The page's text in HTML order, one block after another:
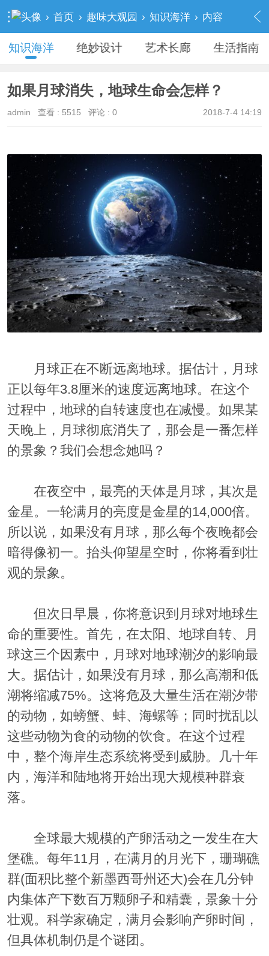
› 首页 › 趣味大观园 › 知识海洋 › 内容
知识海洋 绝妙设计 艺术长廊 生活指南
如果月球消失，地球生命会怎样？
2018-7-4 14:19
admin 查看 : 5515 评论 : 0
月球正在不断远离地球。据估计，月球
正以每年3.8厘米的速度远离地球。在这个
过程中，地球的自转速度也在减慢。如果某
天晚上，月球彻底消失了，那会是一番怎样
的景象？我们会想念她吗？
在夜空中，最亮的天体是月球，其次是
金星。一轮满月的亮度是金星的14,000倍。
所以说，如果没有月球，那么每个夜晚都会
暗得像初一。抬头仰望星空时，你将看到壮
观的景象。
但次日早晨，你将意识到月球对地球生
命的重要性。首先，在太阳、地球自转、月
球这三个因素中，月球对地球潮汐的影响最
大。据估计，如果没有月球，那么高潮和低
潮将缩减75%。这将危及大量生活在潮汐带
的动物，如螃蟹、蚌、海螺等；同时扰乱以
这些动物为食的动物的饮食。在这个过程
中，整个海岸生态系统将受到威胁。几十年
内，海洋和陆地将开始出现大规模种群衰
落。
全球最大规模的产卵活动之一发生在大
堡礁。每年11月，在满月的月光下，珊瑚礁
群(面积比整个新墨西哥州还大)会在几分钟
内集体产下数百万颗卵子和精囊，景象十分
壮观。科学家确定，满月会影响产卵时间，
但具体机制仍是个谜团。